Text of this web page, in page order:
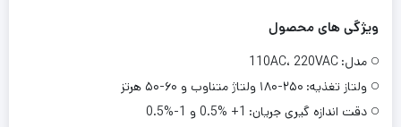
ویژگی های محصول
مدل: 110AC، 220VAC
ولتاز تغذیه: ۱۸۰-۲۵۰ ولتاژ متناوب و ۶۰-۵۰ هرتز
دقت اندازه گیری جریان: 1+ 0.5% و 1-%0.5